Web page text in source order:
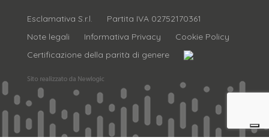
Esclamativa S.r.l.
Partita IVA 02752170361
Note legali
Informativa Privacy
Cookie Policy
Certificazione della parità di genere